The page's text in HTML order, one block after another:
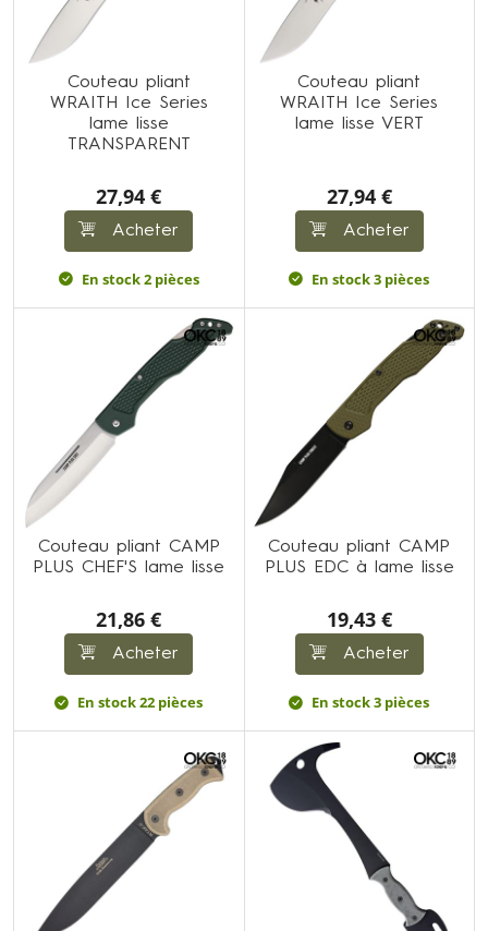
Couteau pliant
WRAITH Ice Series
lame lisse
TRANSPARENT
27,94 €
Acheter
En stock 2 pièces
Couteau pliant
WRAITH Ice Series
lame lisse VERT
27,94 €
Acheter
En stock 3 pièces
Couteau pliant CAMP
PLUS CHEF'S lame lisse
21,86 €
Acheter
En stock 22 pièces
Couteau pliant CAMP
PLUS EDC à lame lisse
19,43 €
Acheter
En stock 3 pièces